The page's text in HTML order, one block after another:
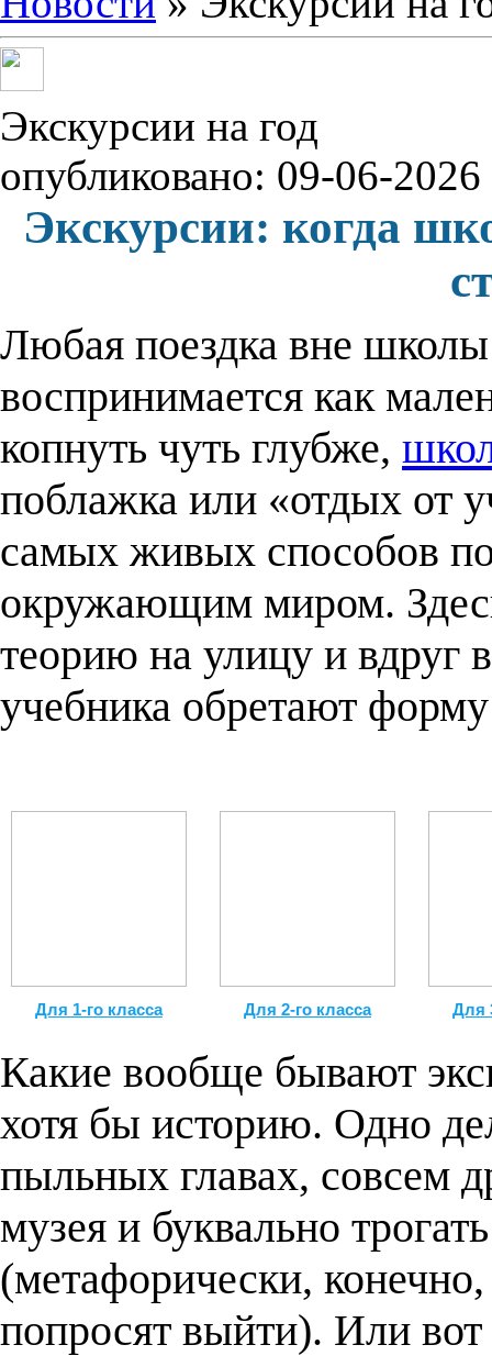
Экскурсии на год
опубликовано: 09-06-2026
Экскурсии: когда
Любая поездка вне школы
воспринимается как
копнуть чуть глубже,
поблажка или «отдых от
самых живых способов
окружающим миром.
теорию на улицу и вдруг
учебника обретают
Для 1-го класса Для 2-го класса Для
Какие вообще бывают
хотя бы историю. Одно
пыльных главах, совсем
музея и буквально
(метафорически,
попросят выйти). Или